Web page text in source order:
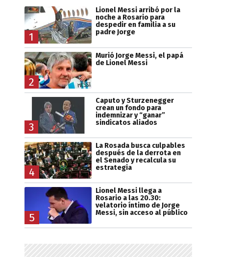
1
Lionel Messi arribó por la
noche a Rosario para
despedir en familia a su
padre Jorge
2
Murió Jorge Messi, el papá
de Lionel Messi
3
Caputo y Sturzenegger
crean un fondo para
indemnizar y “ganar”
sindicatos aliados
4
La Rosada busca culpables
después de la derrota en
el Senado y recalcula su
estrategia
5
Lionel Messi llega a
Rosario a las 20.30:
velatorio íntimo de Jorge
Messi, sin acceso al público